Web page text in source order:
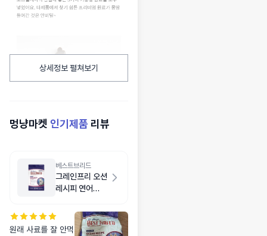
상세정보 펼쳐보기
멍냥마켓 인기제품 리뷰
베스트브리드
그레인프리 오션
레시피 연어
원래 사료를 잘 안먹